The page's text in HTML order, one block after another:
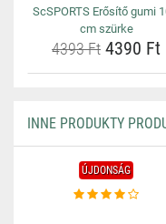
ScSPORTS Erősítő gumi
cm szürke
4393 Ft 4390 Ft
INNE PRODUKTY
ÚJDONSÁG